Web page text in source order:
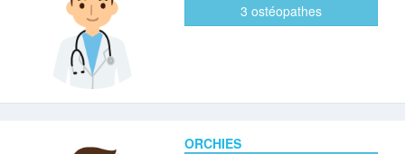
3 ostéopathes
ORCHIES